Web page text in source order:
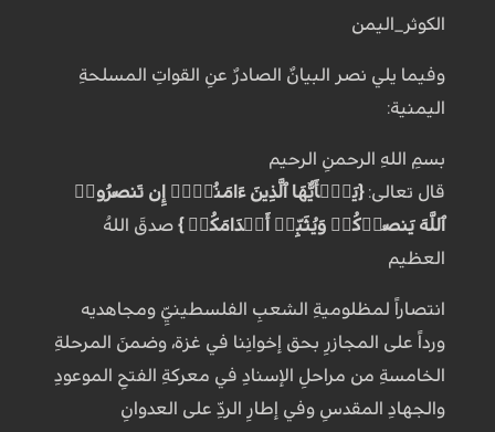
الكوثر_اليمن
وفيما يلي نصر البيانٌ الصادرٌ عنِ القواتِ المسلحةِ
اليمنية:
بسمِ اللهِ الرحمنِ الرحيم
قال تعالى: {يَـٰۤأَيُّهَا ٱلَّذِينَ ءَامَنُوۤا۟ إِن تَنصُرُوا۟
ٱللَّهَ يَنصُرۡكُمۡ وَيُثَبِّتۡ أَقۡدَامَكُمۡ }صدقَ اللهُ
العظيم
انتصاراً لمظلوميةِ الشعبِ الفلسطينيِّ ومجاهديه
ورداً على المجازرِ بحق إخوانِنا في غزة، وضمنَ المرحلةِ
الخامسةِ من مراحلِ الإسنادِ في معركةِ الفتحِ الموعودِ
والجهادِ المقدسِ وفي إطارِ الردِّ على العدوانِ